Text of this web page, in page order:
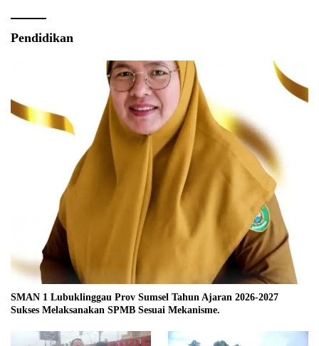
Pendidikan
SMAN 1 Lubuklinggau Prov Sumsel Tahun Ajaran 2026-2027
Sukses Melaksanakan SPMB Sesuai Mekanisme.